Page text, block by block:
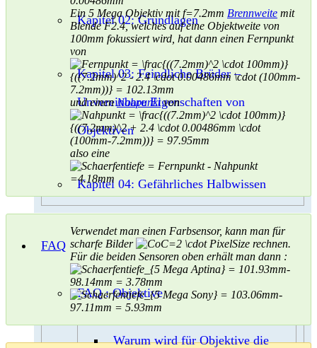
Kapitel 02: Grundlagen
Kapitel 03: Feindliche Brüder –
Unvereinbare Eigenschaften von
Objektiven
Kapitel 04: Gefährliches Halbwissen
FAQ
FAQ : Objektive
Warum wird für Objektive die
Ein 5 Mega Objektiv mit f=7.2mm Brennweite mit
Blende F2.4, welches auf eine Objektweite von
100mm fokussiert wird, hat dann einen Fernpunkt
von
und einenNahpunktvon
also eine
Verwendet man einen Farbsensor, kann man für
scharfe Bilder
rechnen.
Für die beiden Sensoren oben erhält man dann :